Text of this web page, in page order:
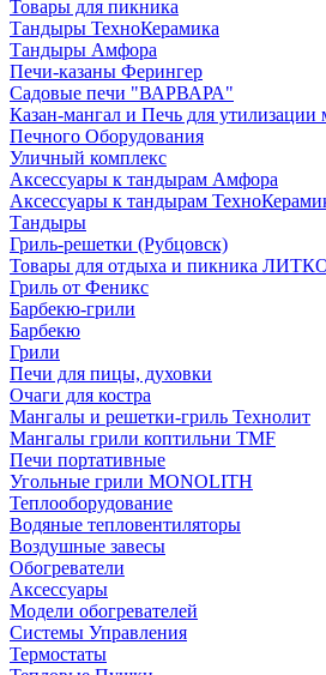
Товары для пикника
Тандыры ТехноКерамика
Тандыры Амфора
Печи-казаны Ферингер
Садовые печи "ВАРВАРА"
Казан-мангал и Печь для утилизации
Печного Оборудования
Уличный комплекс
Аксессуары к тандырам Амфора
Аксессуары к тандырам
Тандыры
Гриль-решетки (Рубцовск)
Товары для отдыха и пикника
Гриль от Феникс
Барбекю-грили
Барбекю
Грили
Печи для пицы, духовки
Очаги для костра
Мангалы и решетки-гриль Технолит
Мангалы грили коптильни TMF
Печи портативные
Угольные грили MONOLITH
Теплооборудование
Водяные тепловентиляторы
Воздушные завесы
Обогреватели
Аксессуары
Модели обогревателей
Системы Управления
Термостаты